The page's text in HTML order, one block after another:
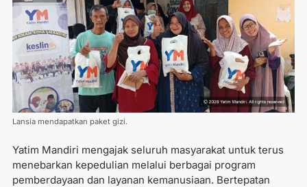
Lansia mendapatkan paket gizi.
Yatim Mandiri mengajak seluruh masyarakat untuk terus
menebarkan kepedulian melalui berbagai program
pemberdayaan dan layanan kemanusiaan. Bertepatan